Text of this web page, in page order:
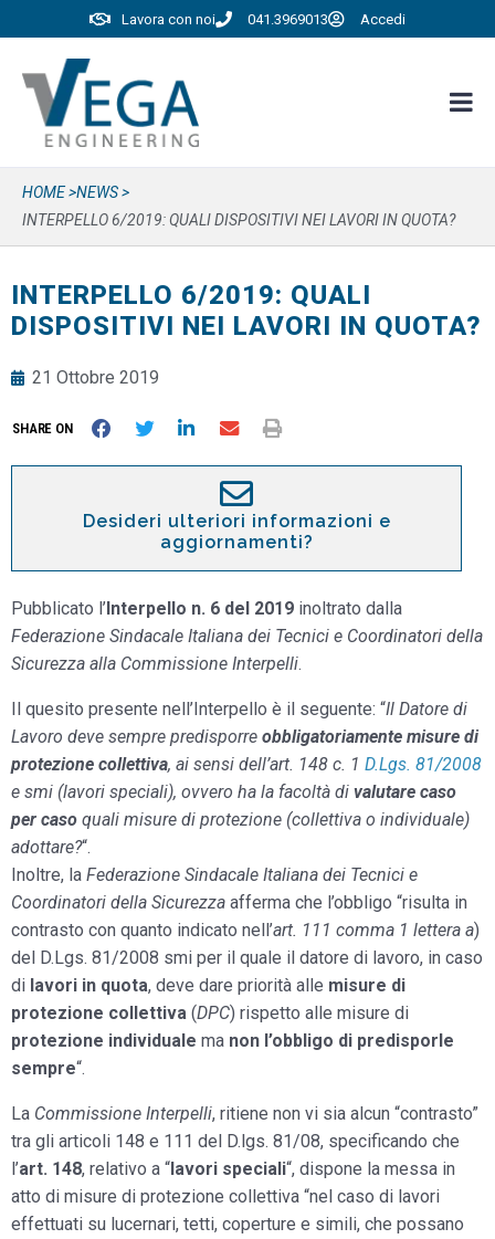
Lavora con noi 041.3969013 Accedi
HOME >NEWS >
INTERPELLO 6/2019: QUALI DISPOSITIVI NEI LAVORI IN QUOTA?
INTERPELLO 6/2019: QUALI
DISPOSITIVI NEI LAVORI IN QUOTA?
21 Ottobre 2019
SHARE ON
Desideri ulteriori informazioni e
aggiornamenti?
Pubblicato l’Interpello n. 6 del 2019 inoltrato dalla
Federazione Sindacale Italiana dei Tecnici e Coordinatori della
Sicurezza alla Commissione Interpelli.
Il quesito presente nell’Interpello è il seguente: “Il Datore di
Lavoro deve sempre predisporre obbligatoriamente misure di
protezione collettiva, ai sensi dell’art. 148 c. 1 D.Lgs. 81/2008
e smi (lavori speciali), ovvero ha la facoltà di valutare caso
per caso quali misure di protezione (collettiva o individuale)
adottare?“.
Inoltre, la Federazione Sindacale Italiana dei Tecnici e
Coordinatori della Sicurezza afferma che l’obbligo “risulta in
contrasto con quanto indicato nell’art. 111 comma 1 lettera a)
del D.Lgs. 81/2008 smi per il quale il datore di lavoro, in caso
di lavori in quota, deve dare priorità alle misure di
protezione collettiva (DPC) rispetto alle misure di
protezione individuale ma non l’obbligo di predisporle
sempre“.
La Commissione Interpelli, ritiene non vi sia alcun “contrasto”
tra gli articoli 148 e 111 del D.lgs. 81/08, specificando che
l’art. 148, relativo a “lavori speciali“, dispone la messa in
atto di misure di protezione collettiva “nel caso di lavori
effettuati su lucernari, tetti, coperture e simili, che possano